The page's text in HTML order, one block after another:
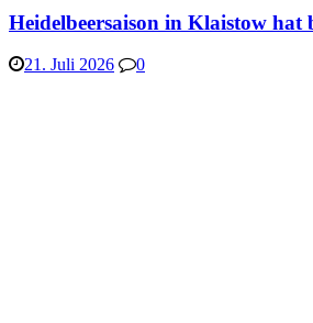
Heidelbeersaison in Klaistow hat
21. Juli 2026 0